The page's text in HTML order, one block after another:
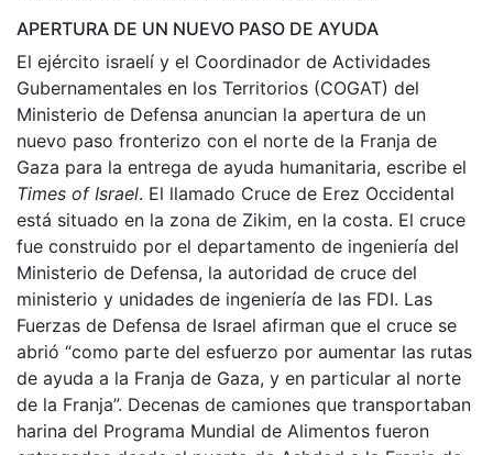
APERTURA DE UN NUEVO PASO DE AYUDA
El ejército israelí y el Coordinador de Actividades
Gubernamentales en los Territorios (COGAT) del
Ministerio de Defensa anuncian la apertura de un
nuevo paso fronterizo con el norte de la Franja de
Gaza para la entrega de ayuda humanitaria, escribe el
Times of Israel. El llamado Cruce de Erez Occidental
está situado en la zona de Zikim, en la costa. El cruce
fue construido por el departamento de ingeniería del
Ministerio de Defensa, la autoridad de cruce del
ministerio y unidades de ingeniería de las FDI. Las
Fuerzas de Defensa de Israel afirman que el cruce se
abrió “como parte del esfuerzo por aumentar las rutas
de ayuda a la Franja de Gaza, y en particular al norte
de la Franja”. Decenas de camiones que transportaban
harina del Programa Mundial de Alimentos fueron